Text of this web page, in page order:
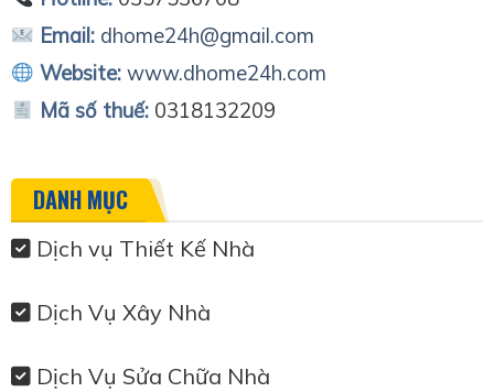
Email: dhome24h@gmail.com
Website: www.dhome24h.com
Mã số thuế: 0318132209
DANH MỤC
Dịch vụ Thiết Kế Nhà
Dịch Vụ Xây Nhà
Dịch Vụ Sửa Chữa Nhà